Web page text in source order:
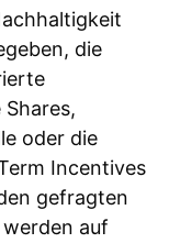
die
oder die
Incentives
gefragten
auf